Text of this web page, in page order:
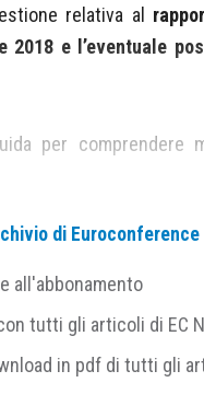
relativa al
e l’eventuale
per comprendere
2018, di proporre
fissata prima del
di ottenere
egli potrà
di
all'abbonamento
tutti gli articoli di EC
in pdf di tutti gli